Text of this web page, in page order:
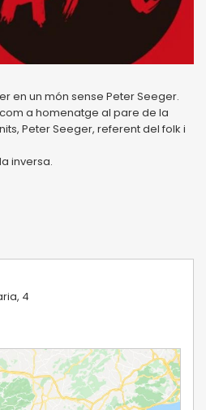
en un món sense Peter Seeger.
a homenatge al pare de la
Peter Seeger, referent del folk i
inversa.
4